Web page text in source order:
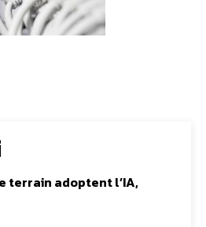
terrain adoptent l’IA,